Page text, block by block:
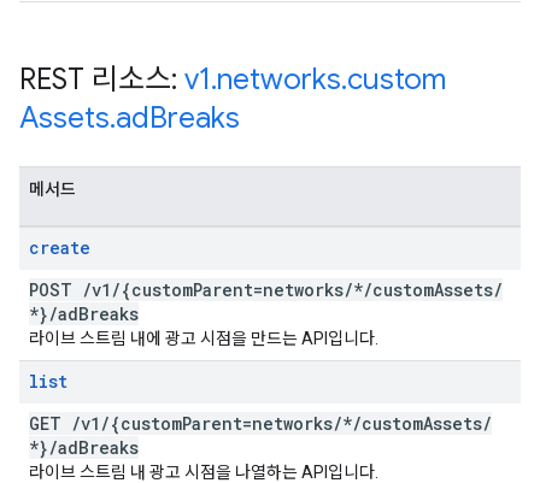
REST 리소스: v1.networks.custom
Assets.adBreaks
메서드
create
POST /v1 /{customParent=networks/*/customAssets/
*}/adBreaks
라이브 스트림 내에 광고 시점을 만드는 API입니다.
list
GET /v1 /{customParent=networks/*/customAssets/
*}/adBreaks
라이브 스트림 내 광고 시점을 나열하는 API입니다.